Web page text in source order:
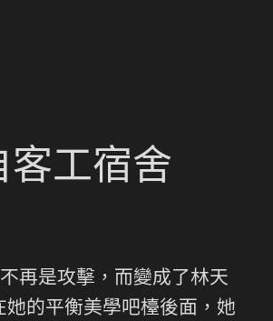
客工宿舍
再是攻擊，而變成了林天
她的平衡美學吧檯後面，她